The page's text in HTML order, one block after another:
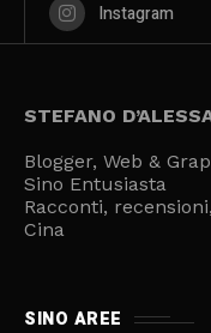
Instagram
STEFANO
Blogger, Web &
Sino Entusiasta
Racconti,
Cina
SINO AREE